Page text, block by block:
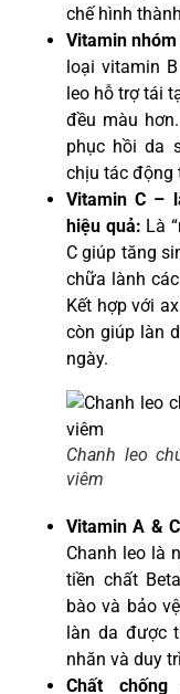
chế hình
Vitamin
loại vitamin
leo hỗ trợ tái
đều màu
phục hồi da
chịu tác động
Vitamin C –
hiệu quả: Là
C giúp tăng
chữa lành
Kết hợp với
còn giúp làn
ngày.
Chanh leo
viêm
Vitamin A &
Chanh leo là
tiền chất
bào và bảo
làn da được
nhăn và duy
Chất chống